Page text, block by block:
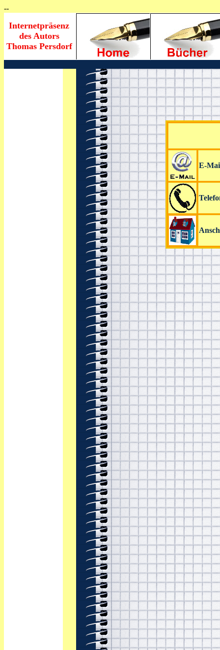
--
Internetpräsenz
des Autors
Thomas Persdorf
E-